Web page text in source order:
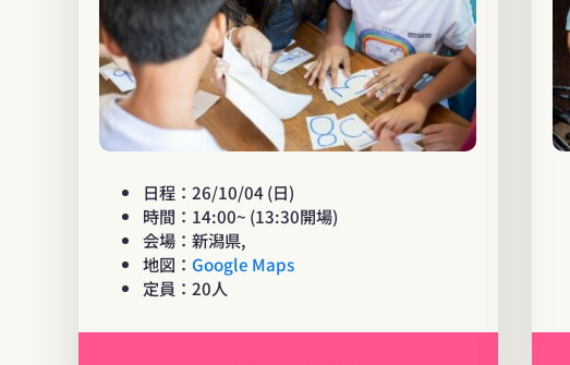
日程：26/10/04 (日)
時間：14:00~ (13:30開場)
会場：新潟県,
地図：Google Maps
定員：20人